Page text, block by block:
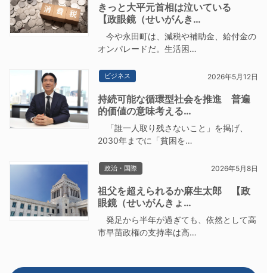
きっと大平元首相は泣いている
【政眼鏡（せいがんき…
今や永田町は、減税や補助金、給付金の
オンパレードだ。生活困…
ビジネス 2026年5月12日
持続可能な循環型社会を推進 普遍
的価値の意味考える…
「誰一人取り残さないこと」を掲げ、
2030年までに「貧困を…
政治・国際 2026年5月8日
祖父を超えられるか麻生太郎 【政
眼鏡（せいがんきょ…
発足から半年が過ぎても、依然として高
市早苗政権の支持率は高…